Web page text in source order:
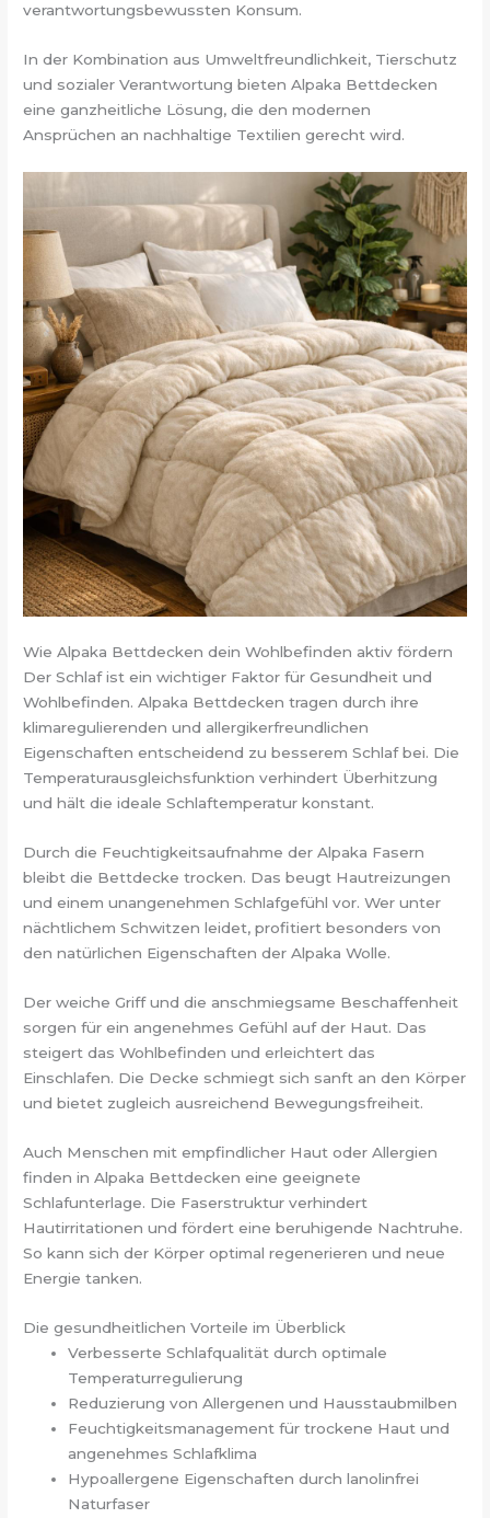
verantwortungsbewussten Konsum.
In der Kombination aus Umweltfreundlichkeit, Tierschutz
und sozialer Verantwortung bieten Alpaka Bettdecken
eine ganzheitliche Lösung, die den modernen
Ansprüchen an nachhaltige Textilien gerecht wird.
Wie Alpaka Bettdecken dein Wohlbefinden aktiv fördern
Der Schlaf ist ein wichtiger Faktor für Gesundheit und
Wohlbefinden. Alpaka Bettdecken tragen durch ihre
klimaregulierenden und allergikerfreundlichen
Eigenschaften entscheidend zu besserem Schlaf bei. Die
Temperaturausgleichsfunktion verhindert Überhitzung
und hält die ideale Schlaftemperatur konstant.
Durch die Feuchtigkeitsaufnahme der Alpaka Fasern
bleibt die Bettdecke trocken. Das beugt Hautreizungen
und einem unangenehmen Schlafgefühl vor. Wer unter
nächtlichem Schwitzen leidet, profitiert besonders von
den natürlichen Eigenschaften der Alpaka Wolle.
Der weiche Griff und die anschmiegsame Beschaffenheit
sorgen für ein angenehmes Gefühl auf der Haut. Das
steigert das Wohlbefinden und erleichtert das
Einschlafen. Die Decke schmiegt sich sanft an den Körper
und bietet zugleich ausreichend Bewegungsfreiheit.
Auch Menschen mit empfindlicher Haut oder Allergien
finden in Alpaka Bettdecken eine geeignete
Schlafunterlage. Die Faserstruktur verhindert
Hautirritationen und fördert eine beruhigende Nachtruhe.
So kann sich der Körper optimal regenerieren und neue
Energie tanken.
Die gesundheitlichen Vorteile im Überblick
Verbesserte Schlafqualität durch optimale
Temperaturregulierung
Reduzierung von Allergenen und Hausstaubmilben
Feuchtigkeitsmanagement für trockene Haut und
angenehmes Schlafklima
Hypoallergene Eigenschaften durch lanolinfrei
Naturfaser